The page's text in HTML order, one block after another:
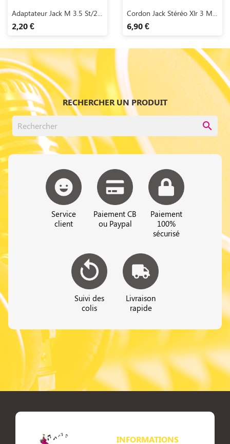
 Aperçu rapide
Adaptateur Jack M 3.5 St/2...
2,20 €
 Aperçu rapide
Cordon Jack Stéréo Xlr 3 M...
6,90 €
RECHERCHER UN PRODUIT
search
Service
client
Paiement CB
ou Paypal
Paiement
100%
sécurisé
Suivi des
colis
Livraison
rapide
INFORMATIONS